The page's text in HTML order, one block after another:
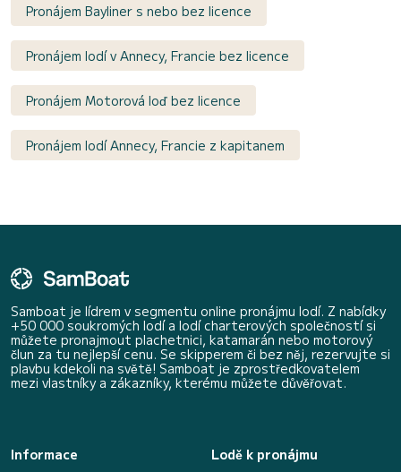
Pronájem Bayliner s nebo bez licence
Pronájem lodí v Annecy, Francie bez licence
Pronájem Motorová loď bez licence
Pronájem lodí Annecy, Francie z kapitanem
Samboat je lídrem v segmentu online pronájmu lodí. Z nabídky
+50 000 soukromých lodí a lodí charterových společností si
můžete pronajmout plachetnici, katamarán nebo motorový
člun za tu nejlepší cenu. Se skipperem či bez něj, rezervujte si
plavbu kdekoli na světě! Samboat je zprostředkovatelem
mezi vlastníky a zákazníky, kterému můžete důvěřovat.
Informace
Lodě k pronájmu